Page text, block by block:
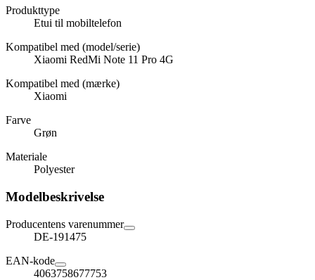
Produkttype
Etui til mobiltelefon
Kompatibel med (model/serie)
Xiaomi RedMi Note 11 Pro 4G
Kompatibel med (mærke)
Xiaomi
Farve
Grøn
Materiale
Polyester
Modelbeskrivelse
Producentens varenummer
DE-191475
EAN-kode
4063758677753